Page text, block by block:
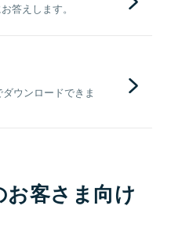
答えします。
ウンロードできま
お客さま向け